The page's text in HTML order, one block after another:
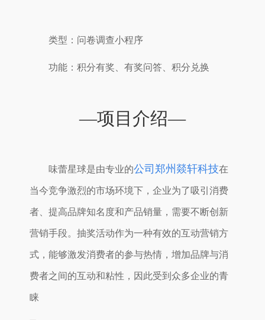
类型：问卷调查小程序
功能：积分有奖、有奖问答、积分兑换
—项目介绍—
味蕾星球是由专业的公司郑州燚轩科技在
当今竞争激烈的市场环境下，企业为了吸引消费
者、提高品牌知名度和产品销量，需要不断创新
营销手段。抽奖活动作为一种有效的互动营销方
式，能够激发消费者的参与热情，增加品牌与消
费者之间的互动和粘性，因此受到众多企业的青
睐